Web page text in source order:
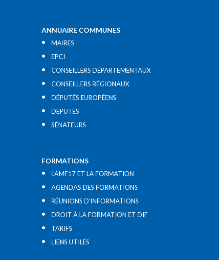
ANNUAIRE COMMUNES
MAIRES
EPCI
CONSEILLERS DÉPARTEMENTAUX
CONSEILLERS RÉGIONAUX
DÉPUTÉS EUROPÉENS
DÉPUTÉS
SÉNATEURS
FORMATIONS
L’AMF17 ET LA FORMATION
AGENDAS DES FORMATIONS
RÉUNIONS D’INFORMATIONS
DROIT À LA FORMATION ET DIF
TARIFS
LIENS UTILES​